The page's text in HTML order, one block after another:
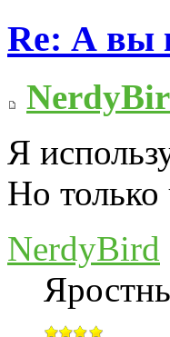
Re: А вы
Я
Но только
NerdyBird